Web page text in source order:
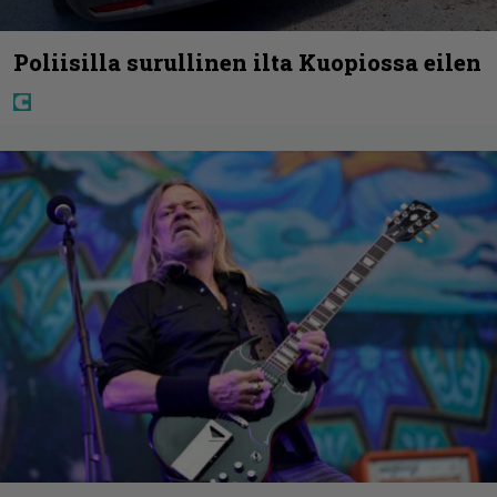
Poliisilla surullinen ilta Kuopiossa eilen